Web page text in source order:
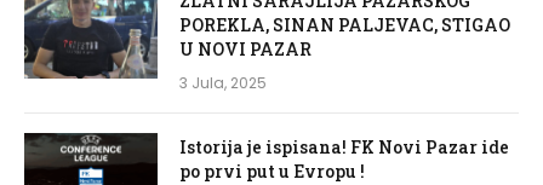
POREKLA, SINAN PALJEVAC, STIGAO
U NOVI PAZAR
3 Jula, 2025
Istorija je ispisana! FK Novi Pazar ide
po prvi put u Evropu !